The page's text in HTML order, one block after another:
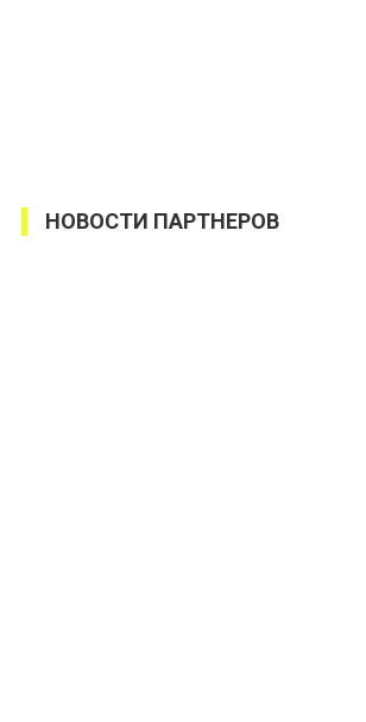
НОВОСТИ ПАРТНЕРОВ